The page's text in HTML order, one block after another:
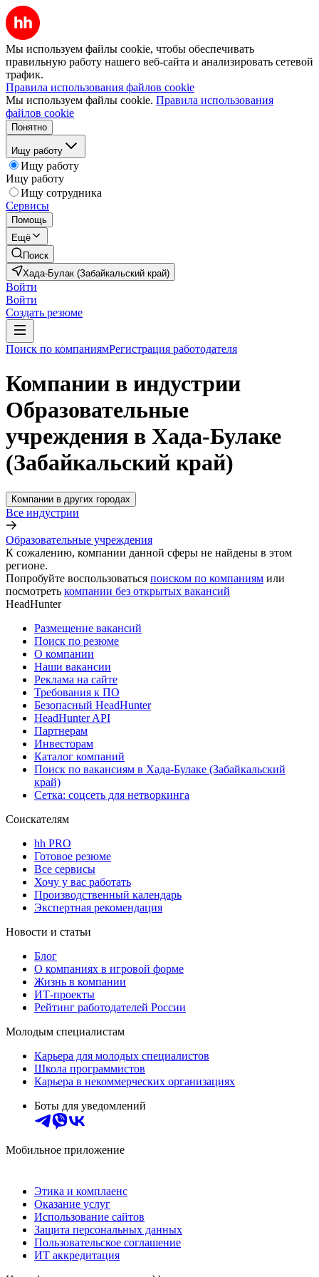
Мы используем файлы cookie, чтобы обеспечивать
правильную работу нашего веб-сайта и анализировать сетевой
трафик.
Правила использования файлов cookie
Мы используем файлы cookie. Правила использования
файлов cookie
Понятно
Ищу работу
Ищу работу
Ищу работу
Ищу сотрудника
Сервисы
Помощь
Ещё
Поиск
Хада-Булак (Забайкальский край)
Войти
Войти
Создать резюме
Поиск по компаниямРегистрация работодателя
Компании в индустрии
Образовательные
учреждения в Хада-Булаке
(Забайкальский край)
Компании в других городах
Все индустрии
Образовательные учреждения
К сожалению, компании данной сферы не найдены в этом
регионе.
Попробуйте воспользоваться поиском по компаниям или
посмотреть компании без открытых вакансий
HeadHunter
Размещение вакансий
Поиск по резюме
О компании
Наши вакансии
Реклама на сайте
Требования к ПО
Безопасный HeadHunter
HeadHunter API
Партнерам
Инвесторам
Каталог компаний
Поиск по вакансиям в Хада-Булаке (Забайкальский
край)
Сетка: соцсеть для нетворкинга
Соискателям
hh PRO
Готовое резюме
Все сервисы
Хочу у вас работать
Производственный календарь
Экспертная рекомендация
Новости и статьи
Блог
О компаниях в игровой форме
Жизнь в компании
ИТ-проекты
Рейтинг работодателей России
Молодым специалистам
Карьера для молодых специалистов
Школа программистов
Карьера в некоммерческих организациях
Боты для уведомлений
Мобильное приложение
Этика и комплаенс
Оказание услуг
Использование сайтов
Защита персональных данных
Пользовательское соглашение
ИТ аккредитация